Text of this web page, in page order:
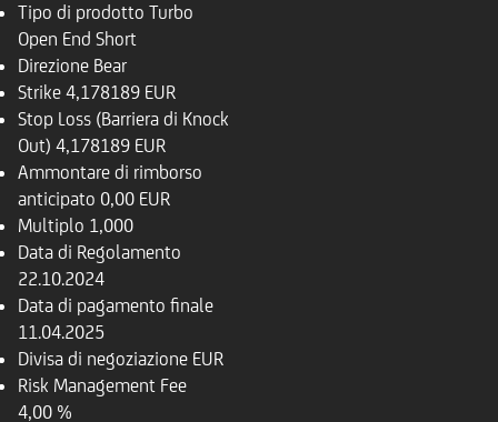
Tipo di prodotto Turbo
Open End Short
Direzione Bear
Strike 4,178189 EUR
Stop Loss (Barriera di Knock
Out) 4,178189 EUR
Ammontare di rimborso
anticipato 0,00 EUR
Multiplo 1,000
Data di Regolamento
22.10.2024
Data di pagamento finale
11.04.2025
Divisa di negoziazione EUR
Risk Management Fee
4,00 %